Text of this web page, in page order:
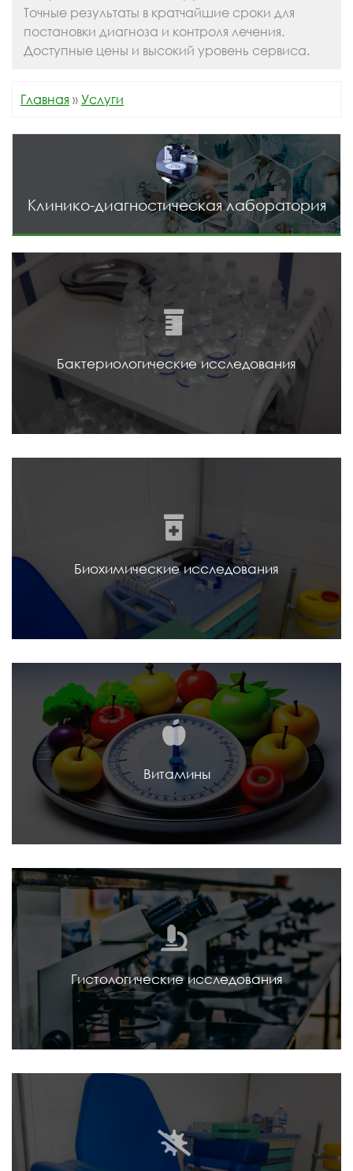
Точные результаты в кратчайшие сроки для
постановки диагноза и контроля лечения.
Доступные цены и высокий уровень сервиса.
Главная » Услуги
Клинико-диагностическая лаборатория
Бактериологические исследования
Биохимические исследования
Витамины
Гистологические исследования